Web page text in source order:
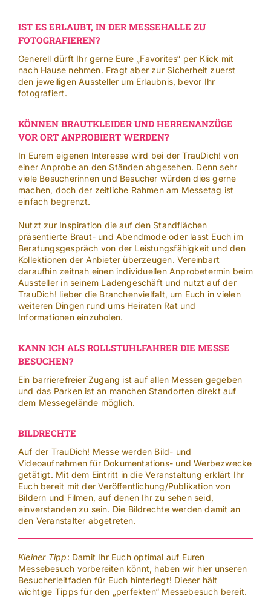
IST ES ERLAUBT, IN DER MESSEHALLE ZU
FOTOGRAFIEREN?
Generell dürft Ihr gerne Eure „Favorites“ per Klick mit
nach Hause nehmen. Fragt aber zur Sicherheit zuerst
den jeweiligen Aussteller um Erlaubnis, bevor Ihr
fotografiert.
KÖNNEN BRAUTKLEIDER UND HERRENANZÜGE
VOR ORT ANPROBIERT WERDEN?
In Eurem eigenen Interesse wird bei der TrauDich! von
einer Anprobe an den Ständen abgesehen. Denn sehr
viele Besucherinnen und Besucher würden dies gerne
machen, doch der zeitliche Rahmen am Messetag ist
einfach begrenzt.
Nutzt zur Inspiration die auf den Standflächen
präsentierte Braut- und Abendmode oder lasst Euch im
Beratungsgespräch von der Leistungsfähigkeit und den
Kollektionen der Anbieter überzeugen. Vereinbart
daraufhin zeitnah einen individuellen Anprobetermin beim
Aussteller in seinem Ladengeschäft und nutzt auf der
TrauDich! lieber die Branchenvielfalt, um Euch in vielen
weiteren Dingen rund ums Heiraten Rat und
Informationen einzuholen.
KANN ICH ALS ROLLSTUHLFAHRER DIE MESSE
BESUCHEN?
Ein barrierefreier Zugang ist auf allen Messen gegeben
und das Parken ist an manchen Standorten direkt auf
dem Messegelände möglich.
BILDRECHTE
Auf der TrauDich! Messe werden Bild- und
Videoaufnahmen für Dokumentations- und Werbezwecke
getätigt. Mit dem Eintritt in die Veranstaltung erklärt Ihr
Euch bereit mit der Veröffentlichung/Publikation von
Bildern und Filmen, auf denen Ihr zu sehen seid,
einverstanden zu sein. Die Bildrechte werden damit an
den Veranstalter abgetreten.
Kleiner Tipp: Damit Ihr Euch optimal auf Euren
Messebesuch vorbereiten könnt, haben wir hier unseren
Besucherleitfaden für Euch hinterlegt! Dieser hält
wichtige Tipps für den „perfekten“ Messebesuch bereit.